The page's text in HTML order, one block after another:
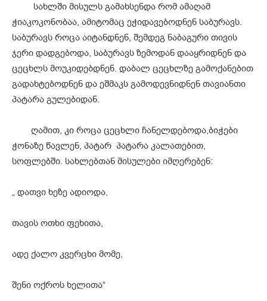
სახლში მისულს გამახსენდა რომ ამაღამ
ჭიაკოკონობაა, ამიტომაც ეჭიდავებოდნენ საბურავს.
საბურავს როცა აიტანდნენ, შემდეგ ნაბაგური თივის
ჯერი დადგებოდა, საბურავს ზემოდან დააყრიდნენ და
ცეცხლს მოუკიდებდნენ. დაბალ ცეცხლზე გამოქანებით
გადახტებოდნენ და ეშმაკს გამოდევნიდნენ თავიანთი
პატარა გულებიდან.
ღამით, კი როცა ცეცხლი ჩანელდებოდა,ბიჭები
ჭონაზე წავლენ, პატარ პატარა კალათებით,
სოფლებში. სახლებთან მისულები იმღერებენ:
„ დათვი ხეზე ადიოდა,
თავის ოთხი ფეხითა,
ადე ქალო კვერცხი მომე,
შენი ოქროს ხელითა“